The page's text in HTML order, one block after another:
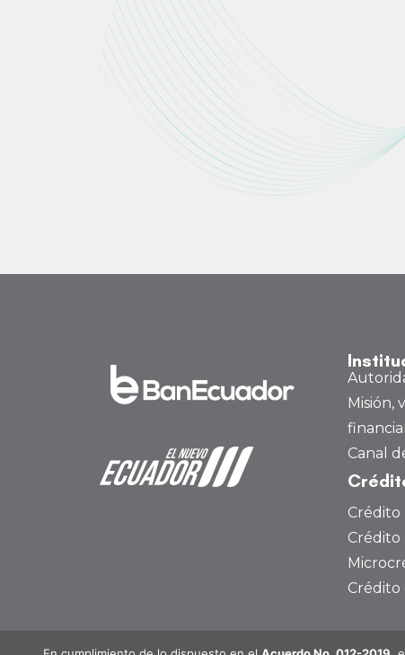
Misión,
Canal
Crédito
Crédito
Crédito